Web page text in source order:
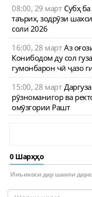
08:00, 29 март Субҳ
таърих, зодрӯзи
соли 2026
16:00, 28 март Аз
Конибодом ду сол
гумонбарон чӣ ҷазо
15:00, 28 март
рӯзноманигор ва
омӯзгории Рашт
0 Шарҳҳо
Инъикоси дар шакли